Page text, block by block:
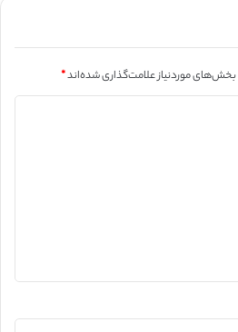
بخش‌های موردنیاز علامت‌گذاری شده‌اند*